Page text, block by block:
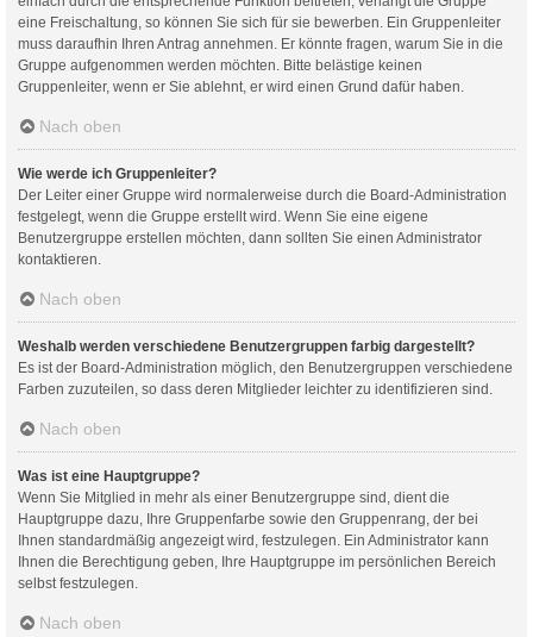
eine Freischaltung, so können Sie sich für sie bewerben. Ein Gruppenleiter
muss daraufhin Ihren Antrag annehmen. Er könnte fragen, warum Sie in die
Gruppe aufgenommen werden möchten. Bitte belästige keinen
Gruppenleiter, wenn er Sie ablehnt, er wird einen Grund dafür haben.
Nach oben
Wie werde ich Gruppenleiter?
Der Leiter einer Gruppe wird normalerweise durch die Board-Administration
festgelegt, wenn die Gruppe erstellt wird. Wenn Sie eine eigene
Benutzergruppe erstellen möchten, dann sollten Sie einen Administrator
kontaktieren.
Nach oben
Weshalb werden verschiedene Benutzergruppen farbig dargestellt?
Es ist der Board-Administration möglich, den Benutzergruppen verschiedene
Farben zuzuteilen, so dass deren Mitglieder leichter zu identifizieren sind.
Nach oben
Was ist eine Hauptgruppe?
Wenn Sie Mitglied in mehr als einer Benutzergruppe sind, dient die
Hauptgruppe dazu, Ihre Gruppenfarbe sowie den Gruppenrang, der bei
Ihnen standardmäßig angezeigt wird, festzulegen. Ein Administrator kann
Ihnen die Berechtigung geben, Ihre Hauptgruppe im persönlichen Bereich
selbst festzulegen.
Nach oben